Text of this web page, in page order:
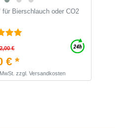
für Bierschlauch oder CO2
€
€ *
zzgl. Versandkosten